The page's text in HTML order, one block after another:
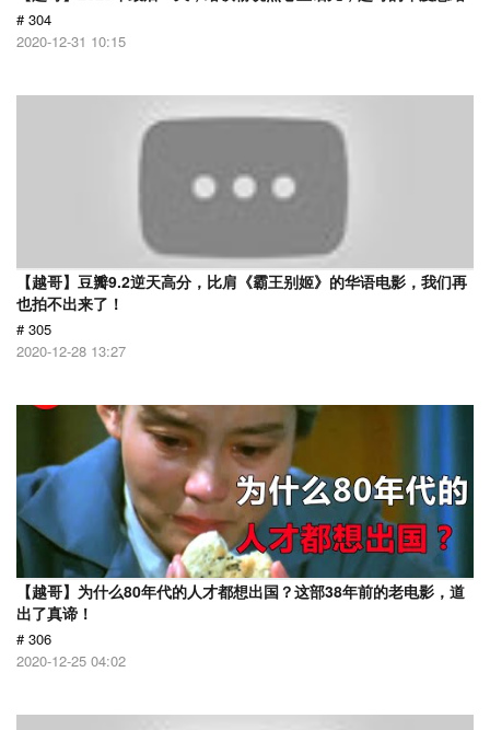
# 304
2020-12-31 10:15
【越哥】豆瓣9.2逆天高分，比肩《霸王别姬》的华语电影，我们再
也拍不出来了！
# 305
2020-12-28 13:27
【越哥】为什么80年代的人才都想出国？这部38年前的老电影，道
出了真谛！
# 306
2020-12-25 04:02